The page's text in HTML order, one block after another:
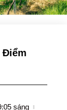
Điểm
sáng